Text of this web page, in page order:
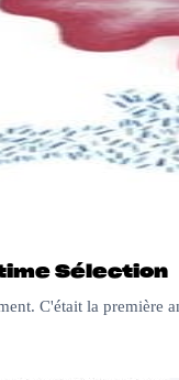
Sélection
C'était la première